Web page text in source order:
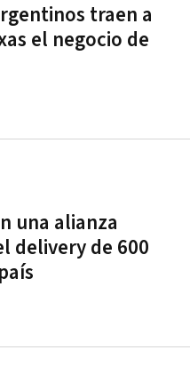
traen a
el negocio de
una alianza
delivery de 600